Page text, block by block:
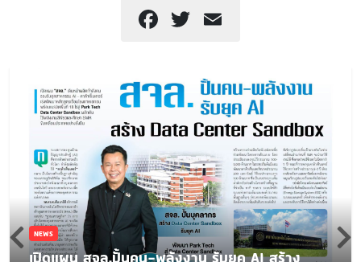
Facebook
Twitter
NEWS
เปิดแผน สจล.ปั้นคน-พลังงาน รับยุค AI สร้าง